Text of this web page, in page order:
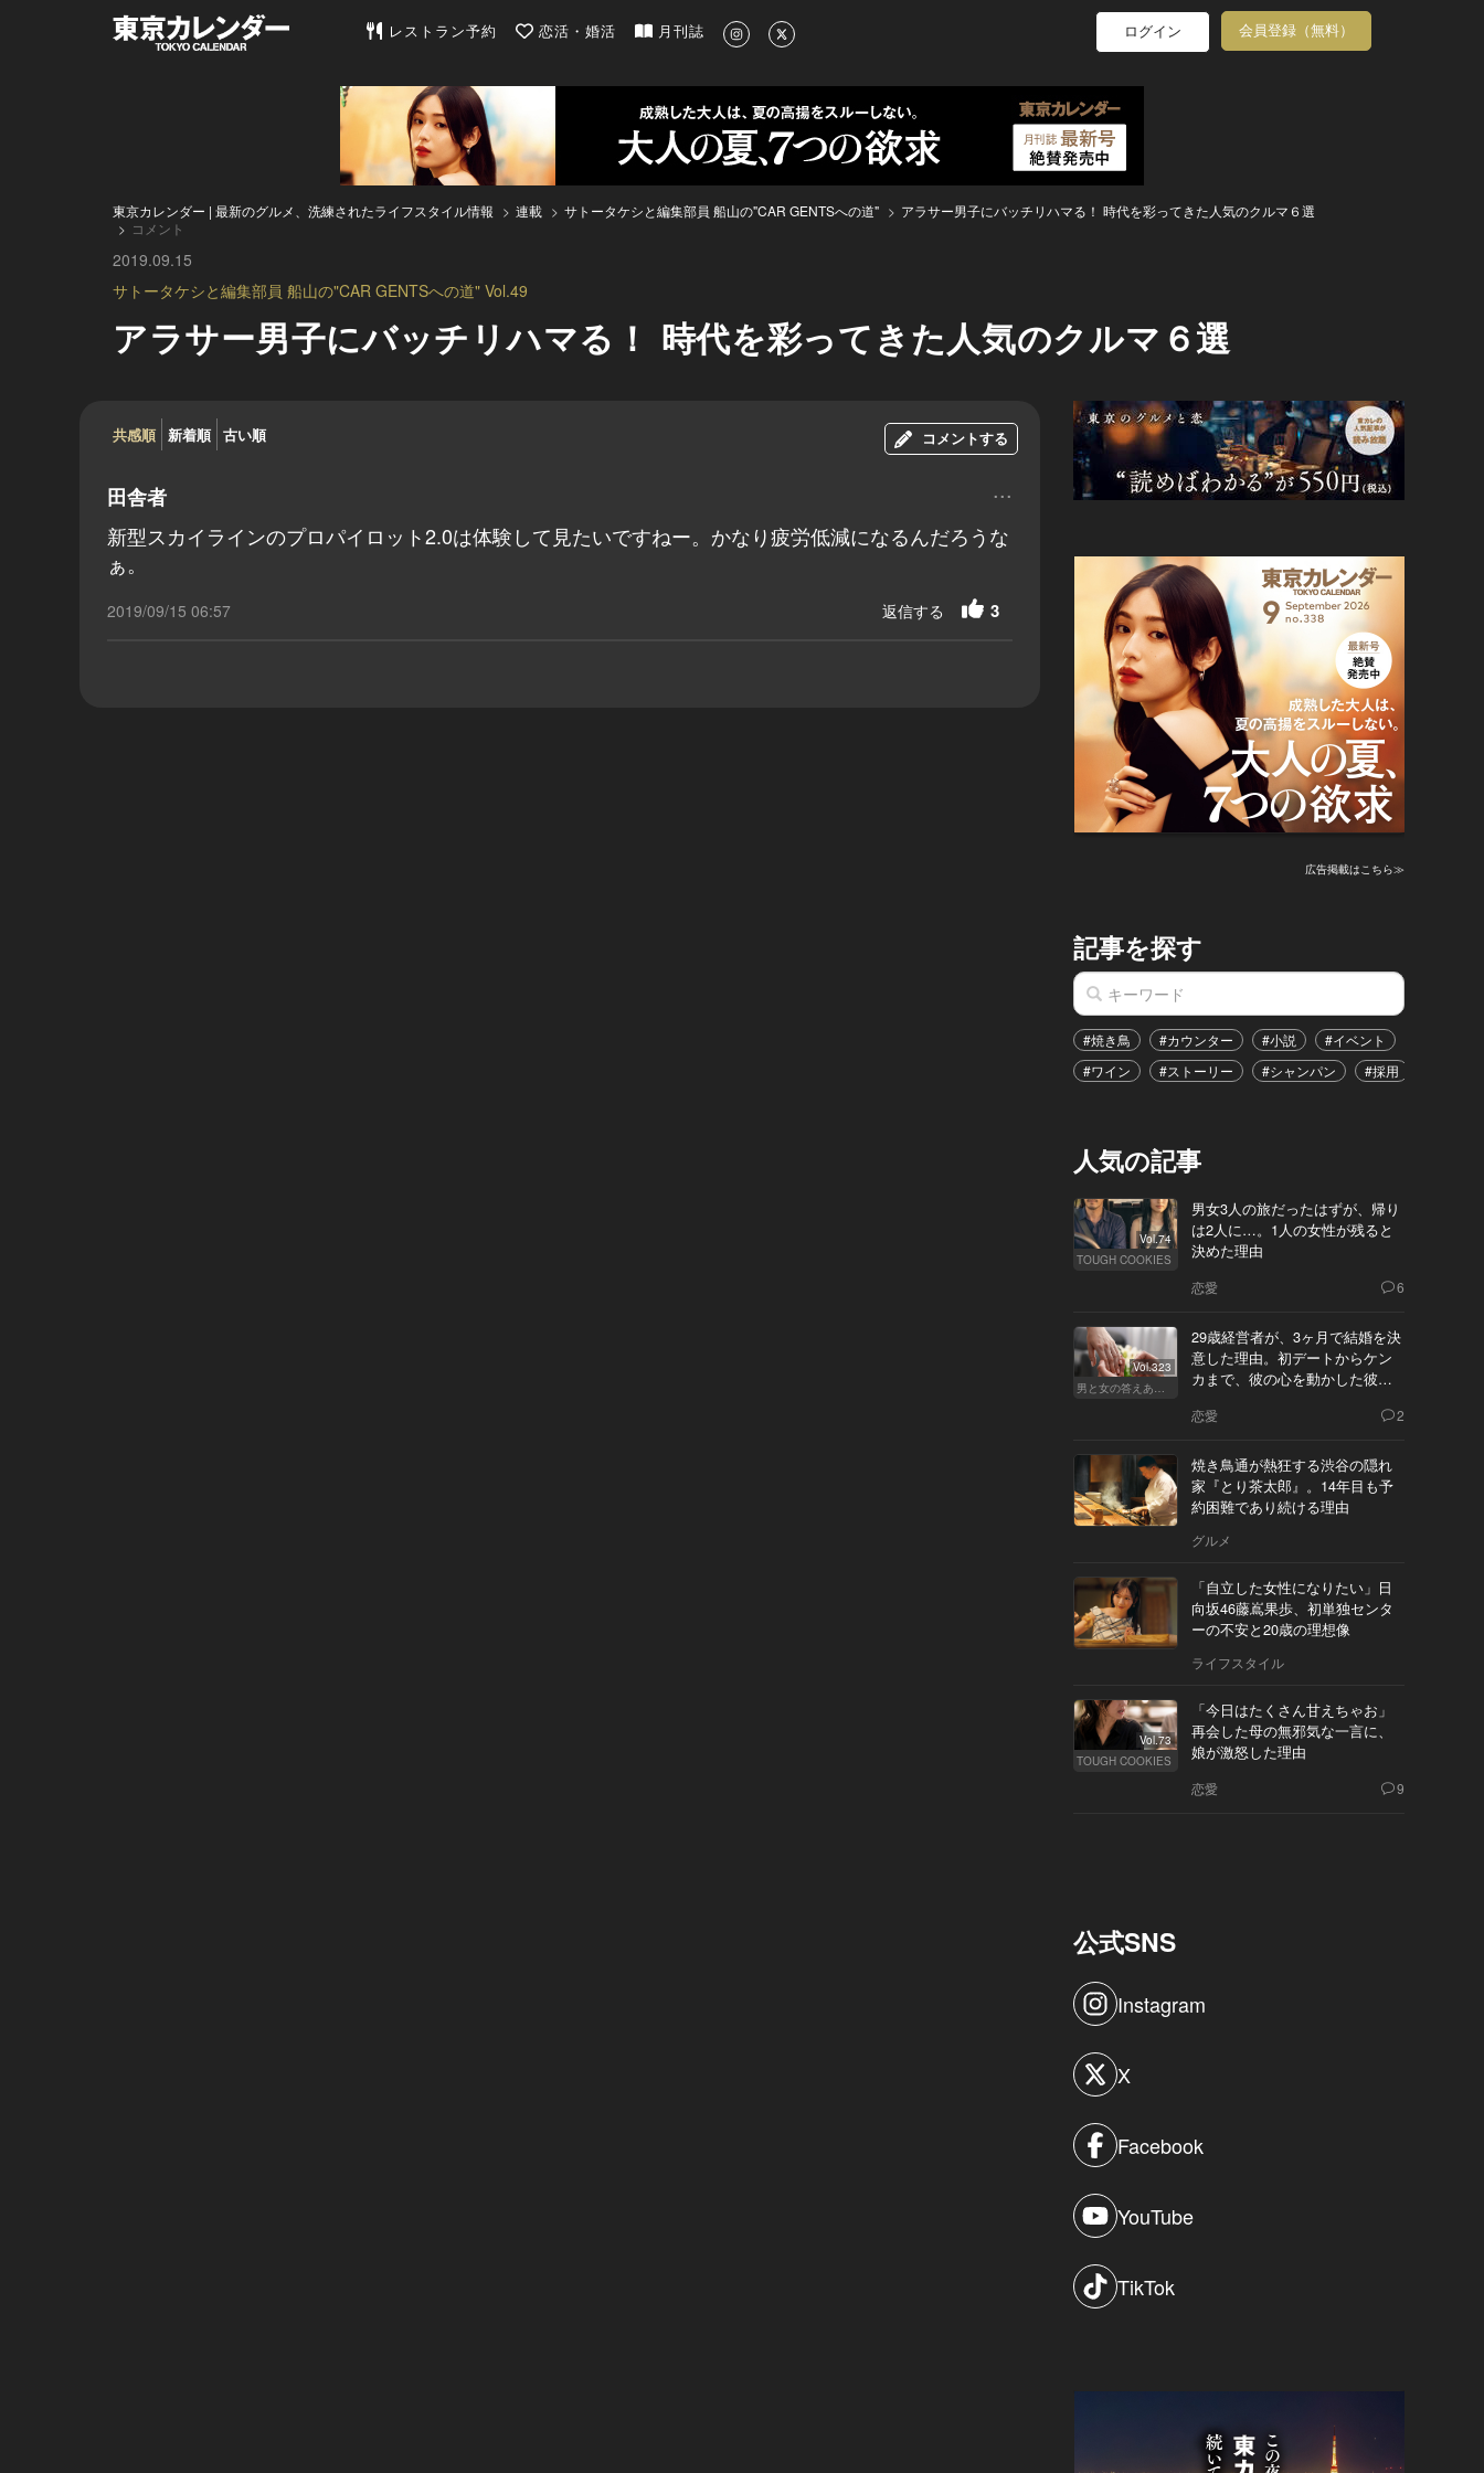
東京カレンダー | 最新のグルメ、洗練されたライフスタイル情報
レストラン予約 恋活・婚活 月刊誌 ログイン 会員登録（無料）
東京カレンダー | 最新のグルメ、洗練されたライフスタイル情報 連載 サトータケシと編集部員 船山の"CAR GENTSへの道"
アラサー男子にバッチリハマる！ 時代を彩ってきた人気のクルマ６選
コメント
2019.09.15
サトータケシと編集部員 船山の"CAR GENTSへの道" Vol.49
アラサー男子にバッチリハマる！ 時代を彩ってきた人気のクルマ６選
共感順 新着順 古い順 コメントする
田舎者 ...
新型スカイラインのプロパイロット2.0は体験して見たいですねー。かなり疲労低減になるんだろうな
ぁ。
2019/09/15 06:57 3
返信する
広告掲載はこちら≫
記事を探す
#焼き鳥 #カウンター #小説 #イベント
#ワイン
#ストーリー #シャンパン #採用
人気の記事
Vol.74
TOUGH COOKIES
男女3人の旅だったはずが、帰り
は2人に…。1人の女性が残ると
決めた理由
恋愛 6
Vol.323
男と女の答えあわせ【Q】
29歳経営者が、3ヶ月で結婚を決
意した理由。初デートからケン
カまで、彼の心を動かした彼女
恋愛 2
焼き鳥通が熱狂する渋谷の隠れ
家『とり茶太郎』。14年目も予
約困難であり続ける理由
グルメ
「自立した女性になりたい」日
向坂46藤嶌果歩、初単独センタ
ーの不安と20歳の理想像
ライフスタイル
Vol.73
TOUGH COOKIES
「今日はたくさん甘えちゃお」
再会した母の無邪気な一言に、
娘が激怒した理由
恋愛 9
公式SNS
Instagram
X
Facebook
YouTube
TikTok